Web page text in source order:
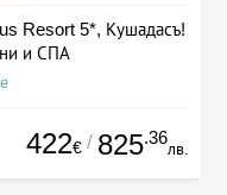
Resort 5*, Кушадасъ!
и СПА
422€ / 825.36
лв.